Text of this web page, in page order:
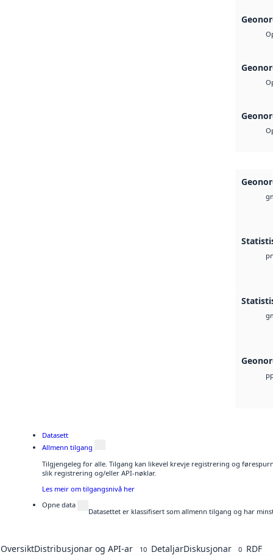
Datasett
Allmenn tilgang
Tilgjengeleg for alle. Tilgang kan likevel krevje registrering og
slik registrering og/eller API-nøklar.
Les meir om tilgangsnivå her
Opne data
Datasettet er klassifisert som allmenn tilgang og har
OversiktDistribusjonar og API-ar 10 DetaljarDiskusjonar 0 RDF